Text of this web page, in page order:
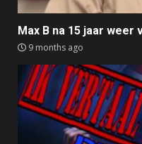
Max B na 15 jaar weer
9 months ago